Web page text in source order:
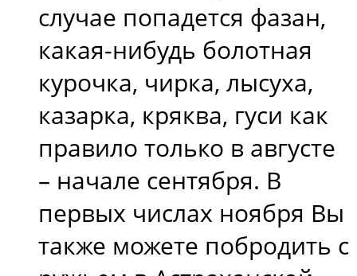
случае попадется фазан,
какая-нибудь болотная
курочка, чирка, лысуха,
казарка, кряква, гуси как
правило только в августе
– начале сентября. В
первых числах ноября Вы
также можете побродить с